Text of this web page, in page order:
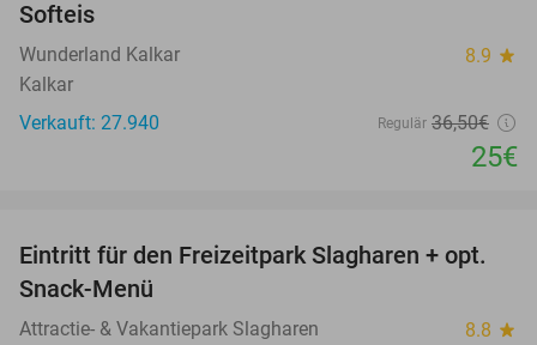
Softeis
Wunderland Kalkar 8.9 star
Kalkar
Verkauft: 27.940
Regulär 36,50€
25€
41%
Eintritt für den Freizeitpark Slagharen + opt.
Snack-Menü
Attractie- & Vakantiepark Slagharen 8.8 star